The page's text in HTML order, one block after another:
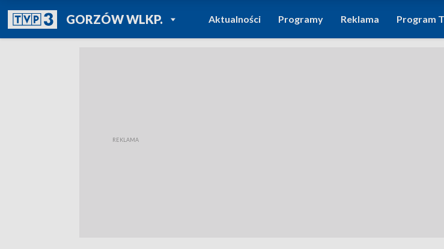
GORZÓW WLKP.POWRÓT DO
TVP REGIONY
Aktualności Programy Reklama Program